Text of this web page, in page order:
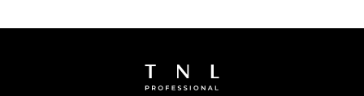
В наличии В наличии